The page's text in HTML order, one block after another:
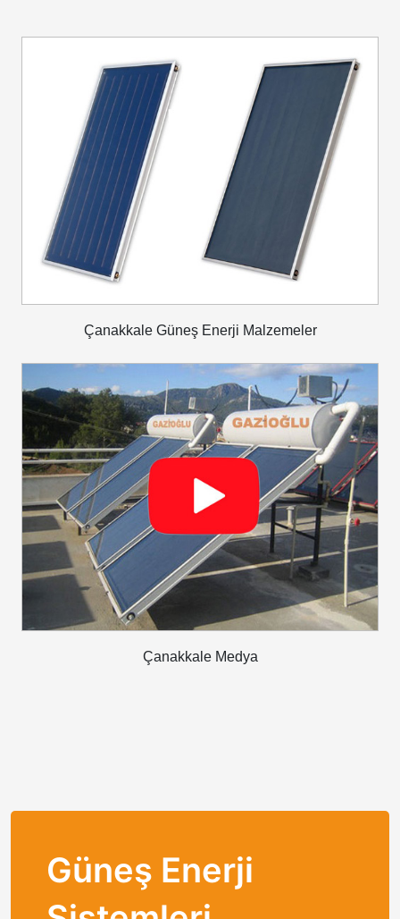
Çanakkale Güneş Enerji Malzemeler
Çanakkale Medya
Güneş Enerji